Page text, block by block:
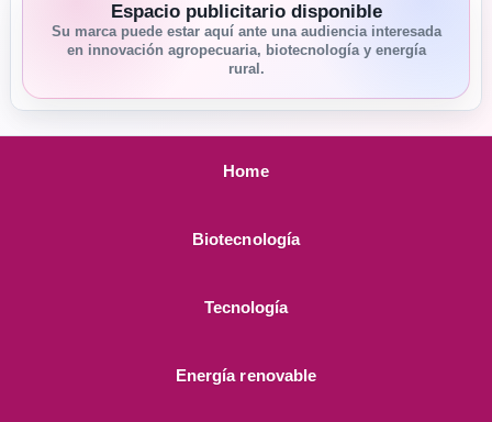
Espacio publicitario disponible
Su marca puede estar aquí ante una audiencia interesada
en innovación agropecuaria, biotecnología y energía
rural.
Home
Biotecnología
Tecnología
Energía renovable